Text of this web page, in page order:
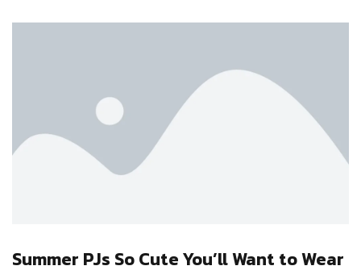
Summer PJs So Cute You’ll Want to Wear